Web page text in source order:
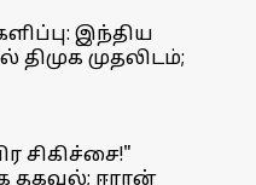
இந்திய
முதலிடம்;
சிகிச்சை!"
தகவல்; ஈரான்